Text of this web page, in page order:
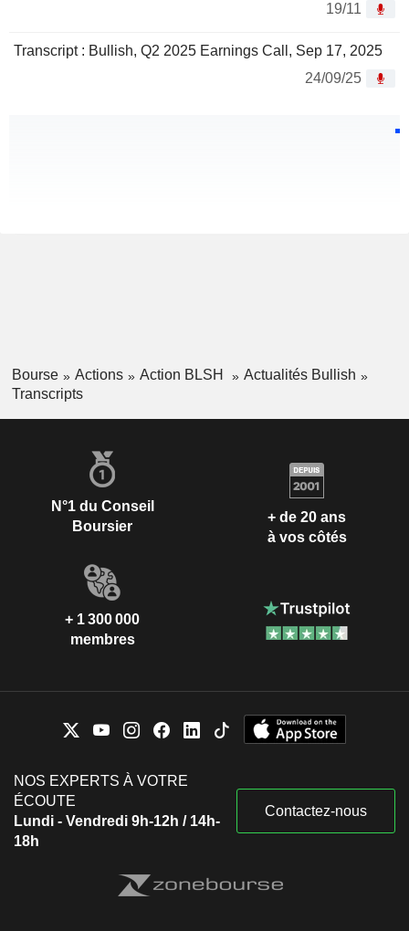
19/11
Transcript : Bullish, Q2 2025 Earnings Call, Sep 17, 2025
24/09/25
Bourse Actions Action BLSH
Actualités Bullish
Transcripts
N°1 du Conseil
Boursier
+ de 20 ans
à vos côtés
+ 1 300 000
membres
NOS EXPERTS À VOTRE
ÉCOUTE
Lundi - Vendredi 9h-12h / 14h-
18h
Contactez-nous